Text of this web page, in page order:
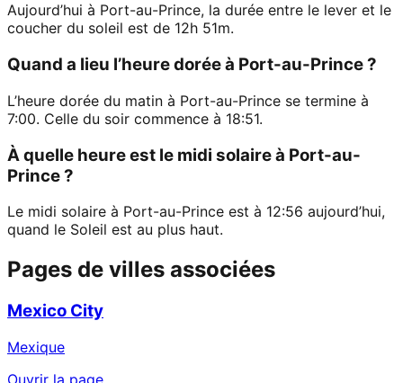
Aujourd’hui à Port-au-Prince, la durée entre le lever et le
coucher du soleil est de 12h 51m.
Quand a lieu l’heure dorée à Port-au-Prince ?
L’heure dorée du matin à Port-au-Prince se termine à
7:00. Celle du soir commence à 18:51.
À quelle heure est le midi solaire à Port-au-
Prince ?
Le midi solaire à Port-au-Prince est à 12:56 aujourd’hui,
quand le Soleil est au plus haut.
Pages de villes associées
Mexico City
Mexique
Ouvrir la page